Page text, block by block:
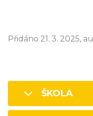
Přidáno 21. 3. 2025,
ŠKOLA